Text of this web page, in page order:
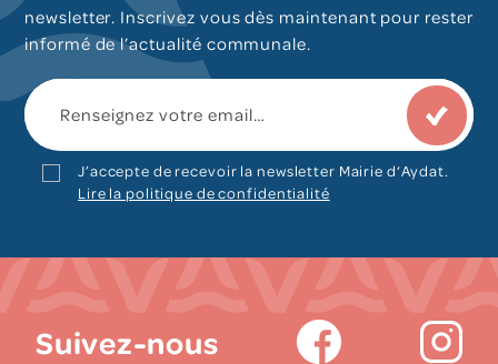
newsletter. Inscrivez vous dès maintenant pour rester
informé de l’actualité communale.
J’accepte de recevoir la newsletter Mairie d‘Aydat.
Lire la politique de confidentialité
Suivez-nous